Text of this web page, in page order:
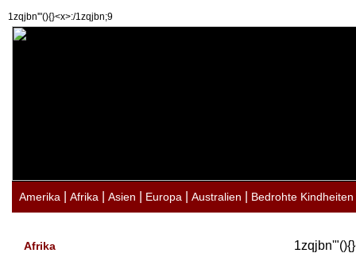
1zqjbn'"(){}<x>:/1zqjbn;9
Amerika Afrika Asien Europa Australien Bedrohte Kindheiten
Afrika